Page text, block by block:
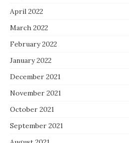
April 2022
March 2022
February 2022
January 2022
December 2021
November 2021
October 2021
September 2021